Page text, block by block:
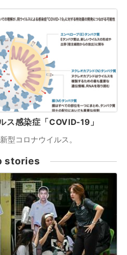
ス感染症「COVID-19」
型コロナウイルス。
stories